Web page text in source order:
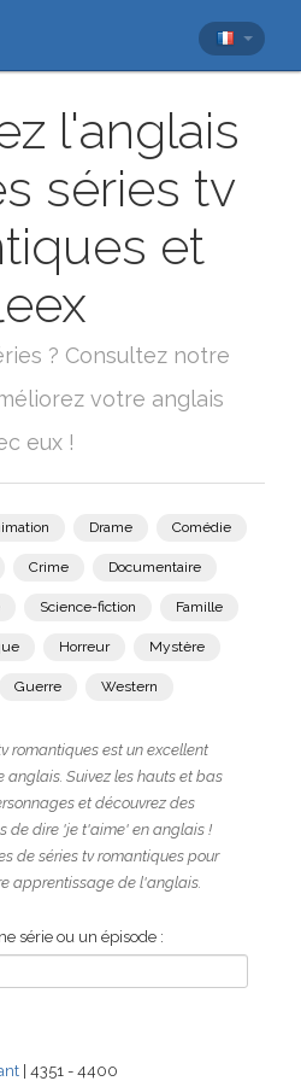
l'anglais
séries tv
et
? Consultez notre
votre anglais
eux !
Drame Comédie
Crime Documentaire
Science-fiction Famille
Horreur Mystère
Guerre Western
romantiques est un excellent
anglais. Suivez les hauts et bas
et découvrez des
de dire 'je t'aime' en anglais !
de séries tv romantiques pour
apprentissage de l'anglais.
série ou un épisode :
| 4351 - 4400